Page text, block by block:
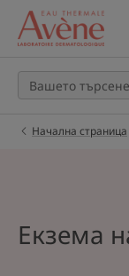
Начална страница
Екзема